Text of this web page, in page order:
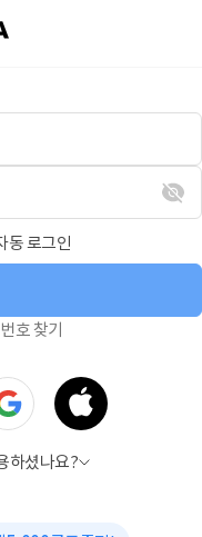
동 로그인
호 찾기
하셨나요?